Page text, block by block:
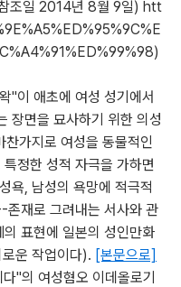
조일 2014년 8월 9일) htt
"이 애초에 여성 성기에서
장면을 묘사하기 위한 의성
가지로 여성을 동물적인
정한 성적 자극을 가하면
욕, 남성의 욕망에 적극적
존재로 그려내는 서사와 관
표현에 일본의 성인만화
운 작업이다). [본문으로]
"의 여성혐오 이데올로기